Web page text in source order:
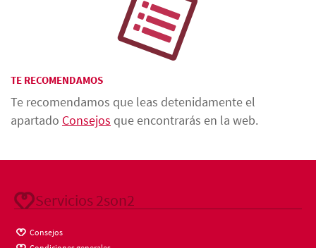
TE RECOMENDAMOS
Te recomendamos que leas detenidamente el
apartado Consejos que encontrarás en la web.
Servicios 2son2
Consejos